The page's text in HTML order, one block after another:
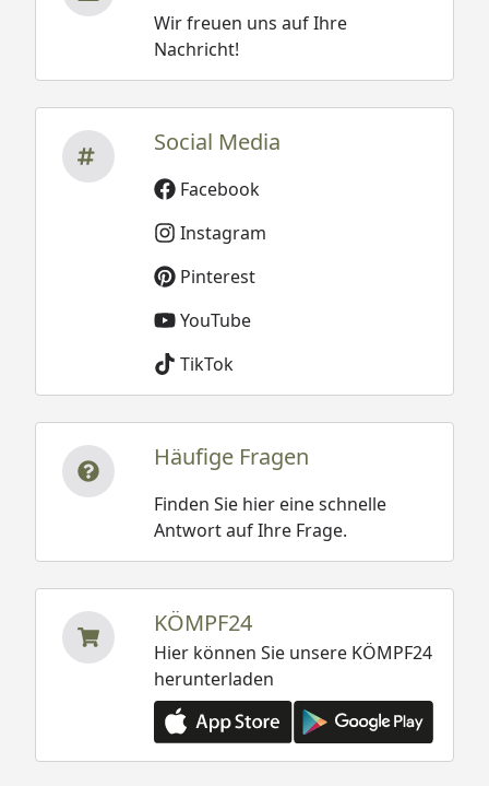
Wir freuen uns auf Ihre
Nachricht!
Social Media
Facebook
Instagram
Pinterest
YouTube
TikTok
Häufige Fragen
Finden Sie hier eine schnelle
Antwort auf Ihre Frage.
KÖMPF24
Hier können Sie unsere KÖMPF24
herunterladen